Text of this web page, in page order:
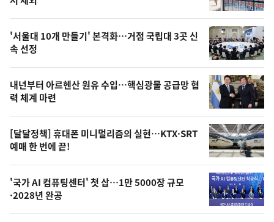
신,
오
늘
의
영
상
오
늘
의
사
진
스
'서울대 10개 만들기' 본격화…거점 국립대 3곳 신
속 선정
내년부터 아르헨산 원유 수입…핵심광물 공급망 협
력 체계 마련
[달달정책] 휴대폰 미니멀리즘의 실현…KTX·SRT
예매 한 번에 끝!
'국가 AI 컴퓨팅센터' 첫 삽…1만 5000장 규모
·2028년 완공